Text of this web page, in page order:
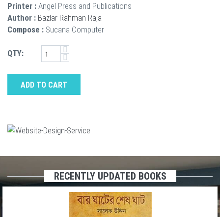
Printer : Angel Press and Publications
Author : Bazlar Rahman Raja
Compose : Sucana Computer
QTY:
ADD TO CART
RECENTLY UPDATED BOOKS